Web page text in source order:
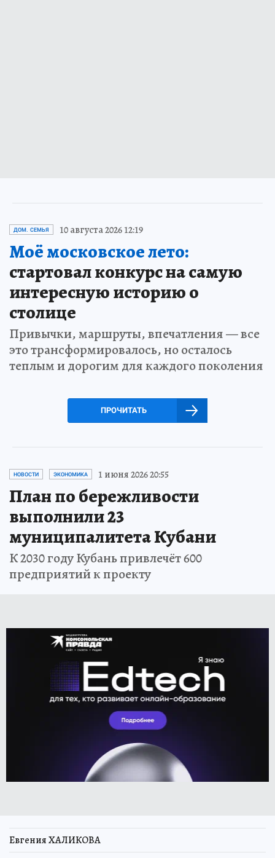
ДОМ. СЕМЬЯ 10 августа 2026 12:19
Моё московское лето:
стартовал конкурс на самую
интересную историю о
столице
Привычки, маршруты, впечатления — все
это трансформировалось, но осталось
теплым и дорогим для каждого поколения
ПРОЧИТАТЬ
НОВОСТИ ЭКОНОМИКА 1 июня 2026 20:55
План по бережливости
выполнили 23
муниципалитета Кубани
К 2030 году Кубань привлечёт 600
предприятий к проекту
Евгения ХАЛИКОВА